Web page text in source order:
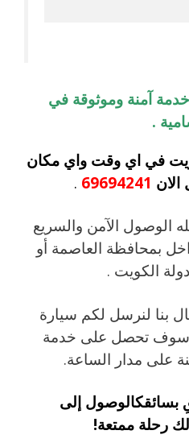
آمنة وموثوقة في
.
في اي وقت واي مكان
69694241
.
الوصول الآمن والسريع
بمحافظة العاصمة أو
الكويت .
بنا لنرسل لكم سيارة
تحصل على خدمة
على مدار الساعة.
بسائقكالوصول إلى
رحلة ممتعة!